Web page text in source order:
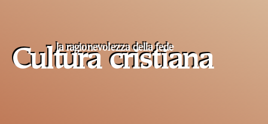
Cultura cristiana
la ragionevolezza della fede